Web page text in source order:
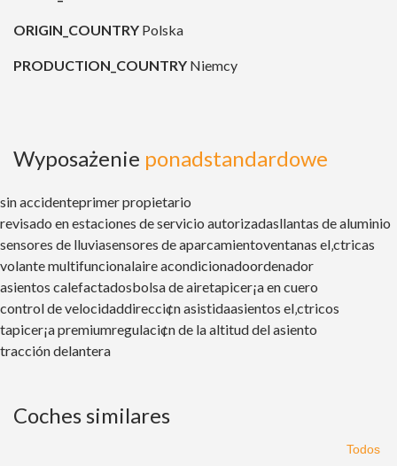
ORIGIN_COUNTRY Polska
PRODUCTION_COUNTRY Niemcy
Wyposażenie ponadstandardowe
sin accidenteprimer propietario
revisado en estaciones de servicio autorizadasllantas de aluminio
sensores de lluviasensores de aparcamientoventanas el‚ctricas
volante multifuncionalaire acondicionadoordenador
asientos calefactadosbolsa de airetapicer¡a en cuero
control de velocidaddirecci¢n asistidaasientos el‚ctricos
tapicer¡a premiumregulaci¢n de la altitud del asiento
tracción delantera
Coches similares
Todos